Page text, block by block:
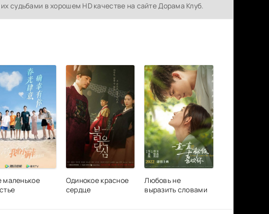
судьбами в хорошем HD качестве на сайте Дорама Клуб.
маленькое
Одинокое красное
сердце
Любовь не
выразить словами